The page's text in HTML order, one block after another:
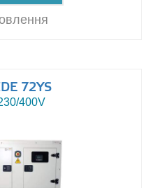
72YS
400V